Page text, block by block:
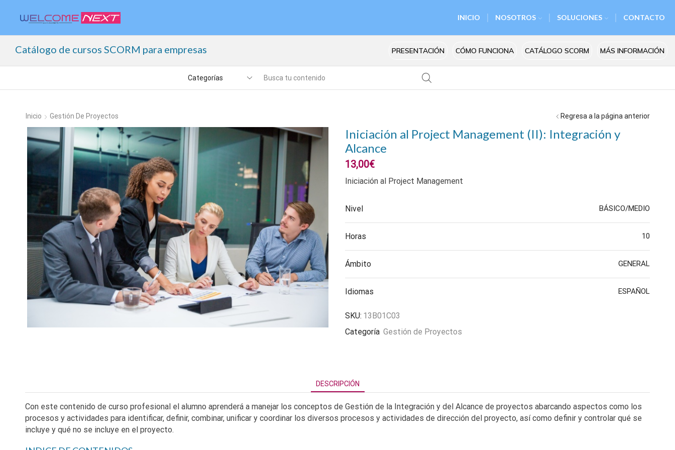
INICIO NOSOTROS SOLUCIONES CONTACTO
Catálogo de cursos SCORM para empresas PRESENTACIÓN CÓMO FUNCIONA CATÁLOGO SCORM MÁS INFORMACIÓN
Inicio Gestión De Proyectos Regresa a la página anterior
Iniciación al Project Management (II): Integración y
Alcance
13,00€
Iniciación al Project Management
Nivel BÁSICO/MEDIO
Horas 10
Ámbito GENERAL
Idiomas ESPAÑOL
SKU: 13B01C03
Categoría Gestión de Proyectos
DESCRIPCIÓN
Con este contenido de curso profesional el alumno aprenderá a manejar los conceptos de Gestión de la Integración y del Alcance de proyectos abarcando aspectos como los
procesos y actividades para identificar, definir, combinar, unificar y coordinar los diversos procesos y actividades de dirección del proyecto, así como definir y controlar qué se
incluye y qué no se incluye en el proyecto.